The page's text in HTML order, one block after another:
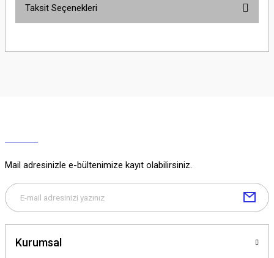
Soru Sor
Taksit Seçenekleri
Mail adresinizle e-bültenimize kayıt olabilirsiniz.
Kurumsal